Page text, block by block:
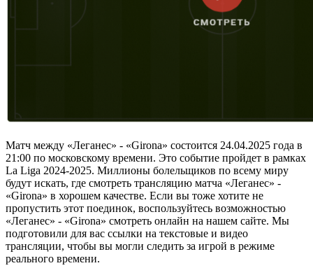
Матч между «Леганес» - «Girona» состоится 24.04.2025 года в
21:00 по московскому времени. Это событие пройдет в рамках
La Liga 2024-2025. Миллионы болельщиков по всему миру
будут искать, где смотреть трансляцию матча «Леганес» -
«Girona» в хорошем качестве. Если вы тоже хотите не
пропустить этот поединок, воспользуйтесь возможностью
«Леганес» - «Girona» смотреть онлайн на нашем сайте. Мы
подготовили для вас ссылки на текстовые и видео
трансляции, чтобы вы могли следить за игрой в режиме
реального времени.